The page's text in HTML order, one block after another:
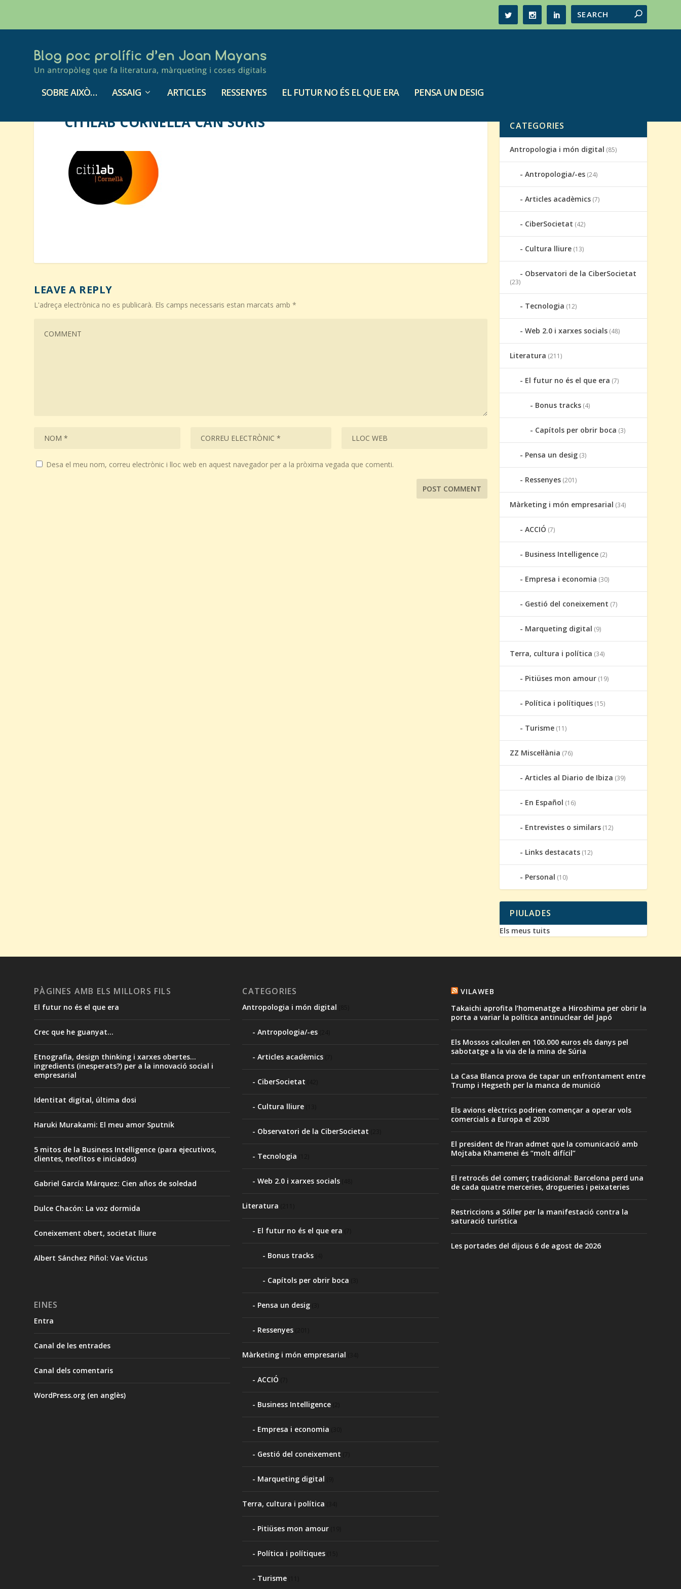
SOBRE AIXÒ… ASSAIG ARTICLES RESSENYES EL FUTUR NO ÉS EL QUE ERA PENSA UN DESIG
CITILAB CORNELLÀ CAN SURIS
LEAVE A REPLY
L'adreça electrònica no es publicarà. Els camps necessaris estan marcats amb*
Desa el meu nom, correu electrònic i lloc web en aquest navegador per a la pròxima vegada que comenti.
CATEGORIES
Antropologia i món digital (85)
Antropologia/-es (24)
Articles acadèmics (7)
CiberSocietat (42)
Cultura lliure (13)
Observatori de la CiberSocietat
(23)
Tecnologia (12)
Web 2.0 i xarxes socials (48)
Literatura (211)
El futur no és el que era (7)
Bonus tracks (4)
Capítols per obrir boca (3)
Pensa un desig (3)
Ressenyes (201)
Màrketing i món empresarial (34)
ACCIÓ (7)
Business Intelligence (2)
Empresa i economia (30)
Gestió del coneixement (7)
Marqueting digital (9)
Terra, cultura i política (34)
Pitiüses mon amour (19)
Política i polítiques (15)
Turisme (11)
ZZ Miscel·lània (76)
Articles al Diario de Ibiza (39)
En Español (16)
Entrevistes o similars (12)
Links destacats (12)
Personal (10)
PIULADES
Els meus tuits
PÀGINES AMB ELS MILLORS FILS
El futur no és el que era
Crec que he guanyat...
Etnografia, design thinking i xarxes obertes...
ingredients (inesperats?) per a la innovació social i
empresarial
Identitat digital, última dosi
Haruki Murakami: El meu amor Sputnik
5 mitos de la Business Intelligence (para ejecutivos,
clientes, neofitos e iniciados)
Gabriel García Márquez: Cien años de soledad
Dulce Chacón: La voz dormida
Coneixement obert, societat lliure
Albert Sánchez Piñol: Vae Victus
EINES
Entra
Canal de les entrades
Canal dels comentaris
WordPress.org (en anglès)
CATEGORIES
Antropologia i món digital
Antropologia/-es
Articles acadèmics
CiberSocietat
Cultura lliure
Observatori de la CiberSocietat
Tecnologia
Web 2.0 i xarxes socials
Literatura
El futur no és el que era
Bonus tracks
Capítols per obrir boca
Pensa un desig
Ressenyes
Màrketing i món empresarial
ACCIÓ
Business Intelligence
Empresa i economia
Gestió del coneixement
Marqueting digital
Terra, cultura i política
Pitiüses mon amour
Política i polítiques
Turisme
VILAWEB
Takaichi aprofita l’homenatge a Hiroshima per obrir la
porta a variar la política antinuclear del Japó
Els Mossos calculen en 100.000 euros els danys pel
sabotatge a la via de la mina de Súria
La Casa Blanca prova de tapar un enfrontament entre
Trump i Hegseth per la manca de munició
Els avions elèctrics podrien començar a operar vols
comercials a Europa el 2030
El president de l’Iran admet que la comunicació amb
Mojtaba Khamenei és “molt difícil”
El retrocés del comerç tradicional: Barcelona perd una
de cada quatre merceries, drogueries i peixateries
Restriccions a Sóller per la manifestació contra la
saturació turística
Les portades del dijous 6 de agost de 2026